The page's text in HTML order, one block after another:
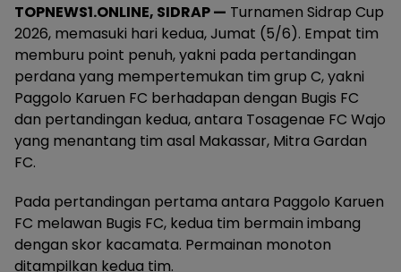
TOPNEWS1.ONLINE, SIDRAP — Turnamen Sidrap Cup
2026, memasuki hari kedua, Jumat (5/6). Empat tim
memburu point penuh, yakni pada pertandingan
perdana yang mempertemukan tim grup C, yakni
Paggolo Karuen FC berhadapan dengan Bugis FC
dan pertandingan kedua, antara Tosagenae FC Wajo
yang menantang tim asal Makassar, Mitra Gardan
FC.
Pada pertandingan pertama antara Paggolo Karuen
FC melawan Bugis FC, kedua tim bermain imbang
dengan skor kacamata. Permainan monoton
ditampilkan kedua tim.